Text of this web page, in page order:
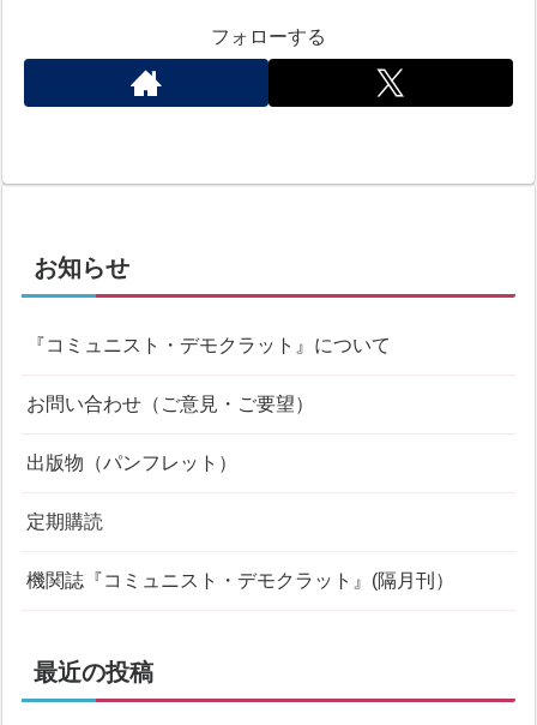
フォローする
お知らせ
『コミュニスト・デモクラット』について
お問い合わせ（ご意見・ご要望）
出版物（パンフレット）
定期購読
機関誌『コミュニスト・デモクラット』(隔月刊）
最近の投稿